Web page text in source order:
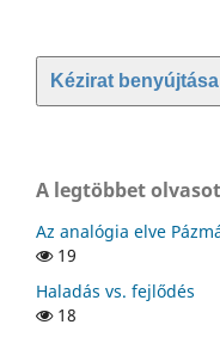
Kézirat benyújtása
A legtöbbet
Az analógia elve
19
Haladás vs. fejlődés
18